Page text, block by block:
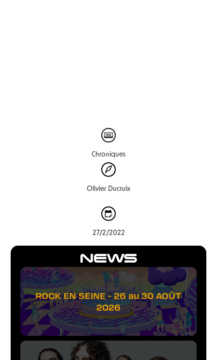
NEWS
ROCK EN SEINE - 26 au 30 AOÛT
2026
Chroniques
Olivier Ducruix
27/2/2022